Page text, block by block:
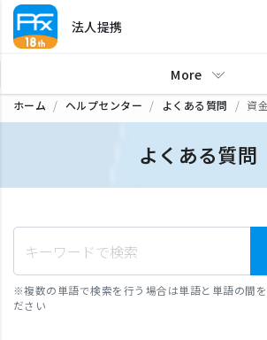
法人提携
More
ホーム ヘルプセンター よくある質問 資
よくある質問
※複数の単語で検索を行う場合は単語と単語の間
ださい